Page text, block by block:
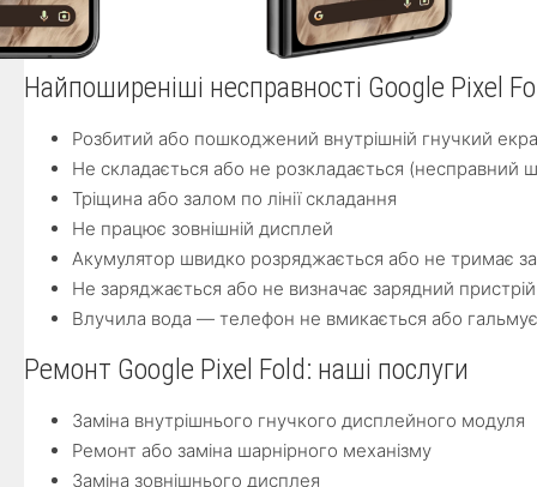
Найпоширеніші несправності Google Pixel
Розбитий або пошкоджений внутрішній гнучкий
Не складається або не розкладається (несправний
Тріщина або залом по лінії складання
Не працює зовнішній дисплей
Акумулятор швидко розряджається або не тримає
Не заряджається або не визначає зарядний пристрій
Влучила вода — телефон не вмикається або гальмує
Ремонт Google Pixel Fold: наші послуги
Заміна внутрішнього гнучкого дисплейного модуля
Ремонт або заміна шарнірного механізму
Заміна зовнішнього дисплея